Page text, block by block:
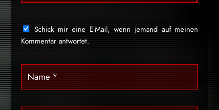
Schick mir eine E-Mail, wenn jemand auf meinen
Kommentar antwortet.